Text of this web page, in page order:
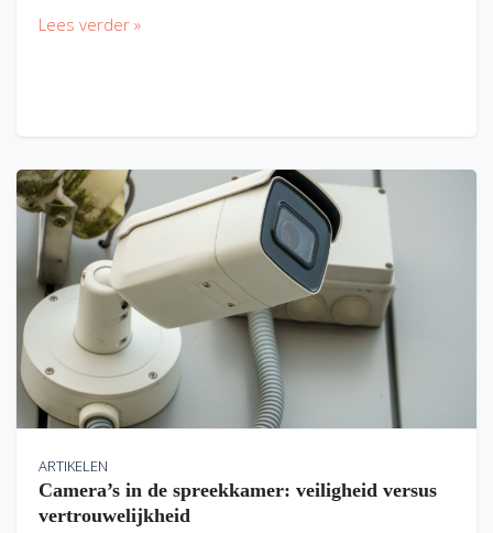
Lees verder »
ARTIKELEN
Camera’s in de spreekkamer: veiligheid versus
vertrouwelijkheid